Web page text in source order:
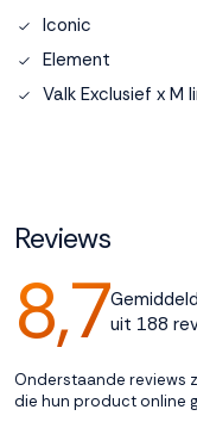
Iconic
Element
Valk Exclusief x M
Reviews
8,7uit 188
Onderstaande reviews
die hun product online